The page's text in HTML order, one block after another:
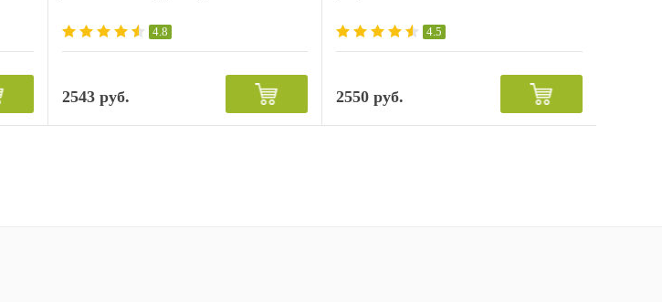
4.8
2543 руб.
4.5
2550 руб.